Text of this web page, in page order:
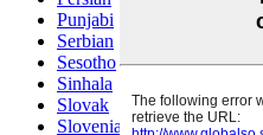
Punjabi
Serbian
Sesotho
Sinhala
Slovak
Slovenian